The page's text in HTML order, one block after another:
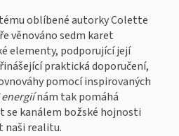
oblíbené autorky Colette
věnováno sedm karet
elementy, podporující její
praktická doporučení,
pomocí inspirovaných
nám tak pomáhá
se kanálem božské hojnosti
naši realitu.